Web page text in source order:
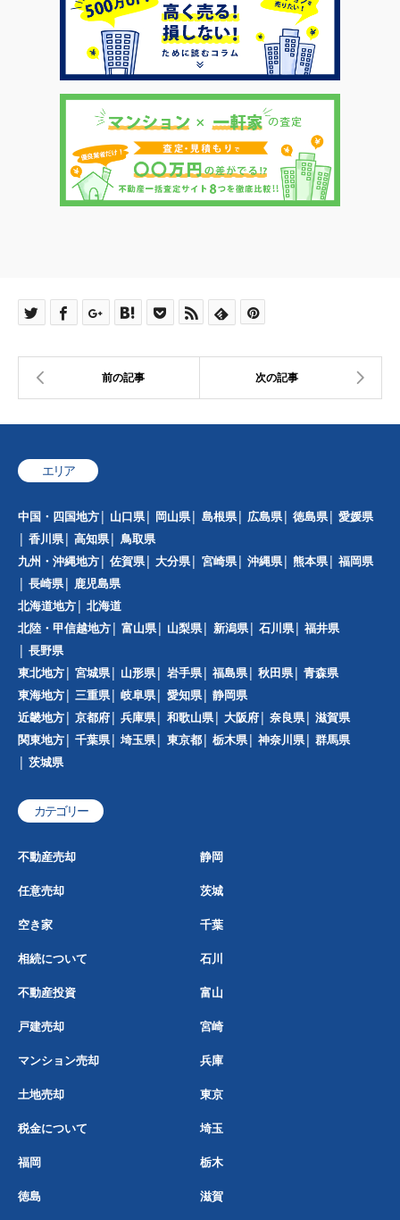
エリア
中国・四国地方 山口県 岡山県 島根県 広島県 徳島県
愛媛県
香川県
高知県
鳥取県
九州・沖縄地方
佐賀県 大分県 宮崎県 沖縄県 熊本県
福岡県
長崎県
鹿児島県
北海道地方
北海道
北陸・甲信越地方
富山県 山梨県 新潟県 石川県
福井県
長野県
東北地方
宮城県 山形県 岩手県 福島県 秋田県
青森県
東海地方
三重県 岐阜県 愛知県
静岡県
近畿地方
京都府 兵庫県 和歌山県 大阪府 奈良県
滋賀県
関東地方
千葉県 埼玉県 東京都 栃木県 神奈川県
群馬県
茨城県
カテゴリー
不動産売却 静岡
任意売却 茨城
空き家 千葉
相続について 石川
不動産投資 富山
戸建売却 宮崎
マンション売却 兵庫
土地売却 東京
税金について 埼玉
福岡 栃木
徳島 滋賀